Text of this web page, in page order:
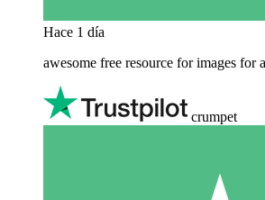
Hace 1 día
awesome free resource for images for
crumpet